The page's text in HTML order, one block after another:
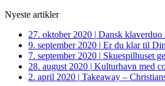
Nyeste artikler
27. oktober 2020 | Dansk
9. september 2020 | Er du klar til
7. september 2020 | Skuespilhuset
28. august 2020 | Kulturhavn med
2. april 2020 | Takeaway –